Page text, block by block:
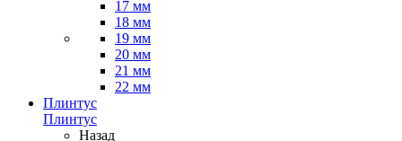
17 мм
18 мм
19 мм
20 мм
21 мм
22 мм
Плинтус
Плинтус
Назад